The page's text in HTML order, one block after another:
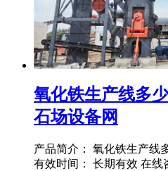
氧化铁生产线多
石场设备网
产品简介： 氧化铁生产线
有效时间： 长期有效 在线